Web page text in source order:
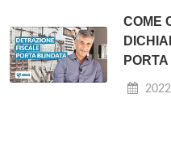
COME